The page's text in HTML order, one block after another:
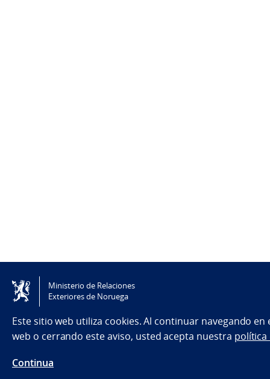
Ministerio de Relaciones
Exteriores de Noruega
Este sitio web utiliza cookies. Al continuar navegando en
web o cerrando este aviso, usted acepta nuestra política
Continua